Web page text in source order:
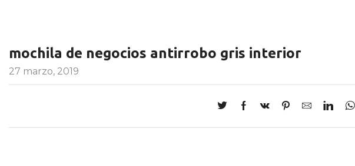
mochila de negocios antirrobo gris interior
27 marzo, 2019